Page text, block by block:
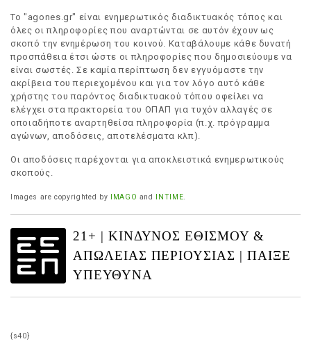
Το "agones.gr" είναι ενημερωτικός διαδικτυακός τόπος και
όλες οι πληροφορίες που αναρτώνται σε αυτόν έχουν ως
σκοπό την ενημέρωση του κοινού. Καταβάλουμε κάθε δυνατή
προσπάθεια έτσι ώστε οι πληροφορίες που δημοσιεύουμε να
είναι σωστές. Σε καμία περίπτωση δεν εγγυόμαστε την
ακρίβεια του περιεχομένου και για τον λόγο αυτό κάθε
χρήστης του παρόντος διαδικτυακού τόπου οφείλει να
ελέγχει στα πρακτορεία του ΟΠΑΠ για τυχόν αλλαγές σε
οποιαδήποτε αναρτηθείσα πληροφορία (π.χ. πρόγραμμα
αγώνων, αποδόσεις, αποτελέσματα κλπ).
Οι αποδόσεις παρέχονται για αποκλειστικά ενημερωτικούς
σκοπούς.
Images are copyrighted by IMAGO and INTIME.
21+ | ΚΙΝΔΥΝΟΣ ΕΘΙΣΜΟΥ &
ΑΠΩΛΕΙΑΣ ΠΕΡΙΟΥΣΙΑΣ | ΠΑΙΞΕ
ΥΠΕΥΘΥΝΑ
{s40}